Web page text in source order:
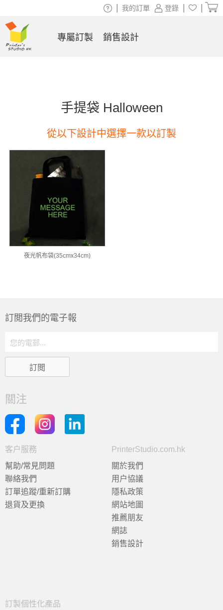
手提袋 Halloween
從以下設計中選擇一款以訂製
夜光帆布袋(35cmx34cm)
訂閲我們的電子報
關注
客户服務
幫助/常見問題
聯絡我們
訂單追蹤/重新訂購
退貨及更換
PrinterStudio.com.hk
關於我們
用户協議
隱私政策
網站地圖
推薦朋友
網誌
銷售設計
訂製個性化產品
登錄
我的訂單
專屬訂製 銷售設計